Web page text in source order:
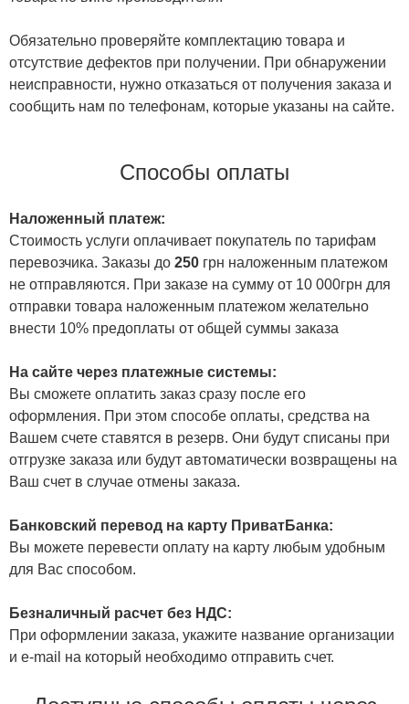
Обязательно проверяйте комплектацию товара и
отсутствие дефектов при получении. При обнаружении
неисправности, нужно отказаться от получения заказа и
сообщить нам по телефонам, которые указаны на сайте.
Способы оплаты
Наложенный платеж:
Стоимость услуги оплачивает покупатель по тарифам
перевозчика. Заказы до 250 грн наложенным платежом
не отправляются. При заказе на сумму от 10 000грн для
отправки товара наложенным платежом желательно
внести 10% предоплаты от общей суммы заказа
На сайте через платежные системы:
Вы сможете оплатить заказ сразу после его
оформления. При этом способе оплаты, средства на
Вашем счете ставятся в резерв. Они будут списаны при
отгрузке заказа или будут автоматически возвращены на
Ваш счет в случае отмены заказа.
Банковский перевод на карту ПриватБанка:
Вы можете перевести оплату на карту любым удобным
для Вас способом.
Безналичный расчет без НДС:
При оформлении заказа, укажите название организации
и e-mail на который необходимо отправить счет.